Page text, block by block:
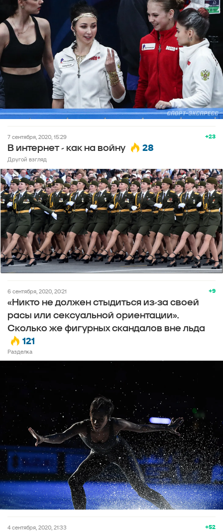
+23
7 сентября, 2020, 15:29
В интернет - как на войну 28
Другой взгляд
+9
6 сентября, 2020, 20:21
«Никто не должен стыдиться из-за своей
расы или сексуальной ориентации».
Сколько же фигурных скандалов вне льда
121
Разделка
+52
4 сентября, 2020, 21:33